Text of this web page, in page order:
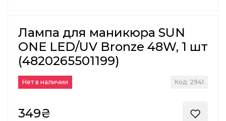
Лампа для маникюра SUN
ONE LED/UV Bronze 48W, 1 шт
(4820265501199)
Нет в наличии Код: 2941
349₴